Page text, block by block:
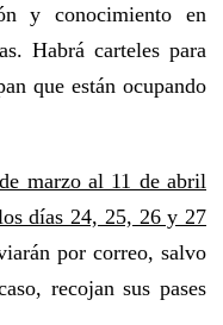
y conocimiento en
Habrá carteles para
que están ocupando
marzo al 11 de abril
días 24, 25, 26 y 27
por correo, salvo
recojan sus pases